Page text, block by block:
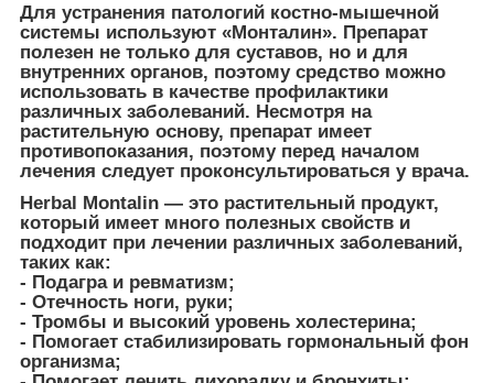
Для устранения патологий костно-мышечной
системы используют «Монталин». Препарат
полезен не только для суставов, но и для
внутренних органов, поэтому средство можно
использовать в качестве профилактики
различных заболеваний. Несмотря на
растительную основу, препарат имеет
противопоказания, поэтому перед началом
лечения следует проконсультироваться у врача.
Herbal Montalin — это растительный продукт,
который имеет много полезных свойств и
подходит при лечении различных заболеваний,
таких как:
- Подагра и ревматизм;
- Отечность ноги, руки;
- Тромбы и высокий уровень холестерина;
- Помогает стабилизировать гормональный фон
организма;